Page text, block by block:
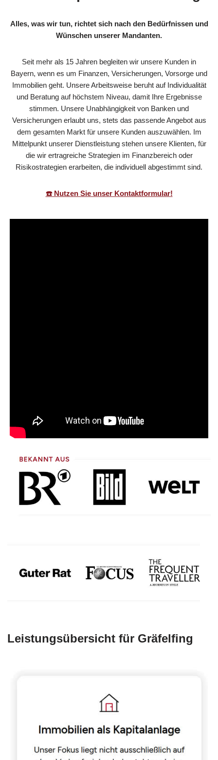
Alles, was wir tun, richtet sich nach den Bedürfnissen und
Wünschen unserer Mandanten.
Seit mehr als 15 Jahren begleiten wir unsere Kunden in
Bayern, wenn es um Finanzen, Versicherungen, Vorsorge und
Immobilien geht. Unsere Arbeitsweise beruht auf Individualität
und Beratung auf höchstem Niveau, damit Ihre Ergebnisse
stimmen. Unsere Unabhängigkeit von Banken und
Versicherungen erlaubt uns, stets das passende Angebot aus
dem gesamten Markt für unsere Kunden auszuwählen. Im
Mittelpunkt unserer Dienstleistung stehen unsere Klienten, für
die wir ertragreiche Strategien im Finanzbereich oder
Risikostrategien erarbeiten, die individuell abgestimmt sind.
☎️ Nutzen Sie unser Kontaktformular!
Leistungsübersicht für Gräfelfing